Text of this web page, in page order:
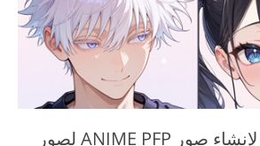
أفضل 11 أداة لإنشاء صور ANIME PFP لصور